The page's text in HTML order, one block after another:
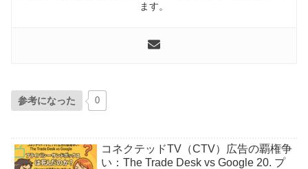
ます。
参考になった 0
コネクテッドTV（CTV）広告の覇権争
い：The Trade Desk vs Google 20. プ